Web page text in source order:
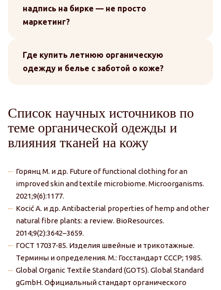
надпись на бирке — не просто
маркетинг?
Где купить летнюю органическую
одежду и белье с заботой о коже?
Список научных источников по
теме органической одежды и
влияния тканей на кожу
Горянц М. и др. Future of functional clothing for an
improved skin and textile microbiome. Microorganisms.
2021;9(6):1177.
Kocić A. и др. Antibacterial properties of hemp and other
natural fibre plants: a review. BioResources.
2014;9(2):3642–3659.
ГОСТ 17037‑85. Изделия швейные и трикотажные.
Термины и определения. М.: Госстандарт СССР; 1985.
Global Organic Textile Standard (GOTS). Global Standard
gGmbH. Официальный стандарт органического